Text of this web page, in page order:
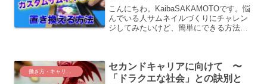
こんにちわ。KaibaSAKAMOTOです。悩
んでいる人サムネイルづくりにチャレン
ジしてみたいけど、簡単にできる方法は
問にお答えしま...
セカンドキャリアに向けて 〜
「ドラクエな社会」との訣別と